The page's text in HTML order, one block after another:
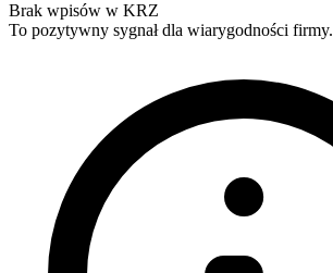
Brak wpisów w KRZ
To pozytywny sygnał dla wiarygodności firmy.